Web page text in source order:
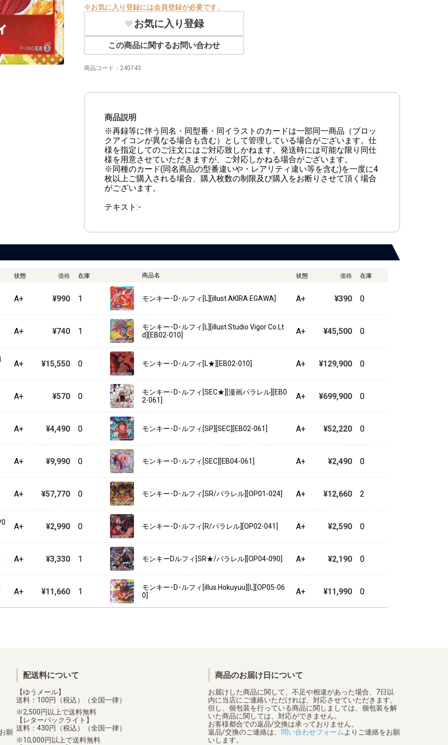
お気に入り登録には会員登録が必要です。
お気に入り登録
この商品に関するお問い合わせ
商品コード： 240743
商品説明
※再録等に伴う同名・同型番・同イラストのカードは一部同一商品（ブロッ
クアイコンが異なる場合も含む）として管理している場合がございます。仕
様を指定してのご注文にはご対応致しかねます。発送時には可能な限り同仕
様を用意させていただきますが、ご対応しかねる場合がございます。
※同種のカード(同名商品の型番違いや・レアリティ違い等を含む)を一度に4
枚以上ご購入される場合、購入枚数の制限及び購入をお断りさせて頂く場合
がございます。
テキスト:-
状態 価格 在庫
A+ ¥990 1
A+ ¥740 1
A+ ¥15,550 0
A+ ¥570 0
A+ ¥4,490 0
A+ ¥9,990 0
A+ ¥57,770 0
A+ ¥2,990 0
A+ ¥3,330 1
A+ ¥11,660 1
商品名 状態 価格 在庫
モンキー･D･ルフィ[L][illust.AKIRA EGAWA] A+ ¥390 0
モンキー･D･ルフィ[L][illust.Studio Vigor Co.Lt
d][EB02-010]
A+ ¥45,500 0
モンキー･D･ルフィ[L★][EB02-010] A+ ¥129,900 0
モンキー･D･ルフィ[SEC★][漫画パラレル][EB0
2-061]
A+ ¥699,900 0
モンキー･D･ルフィ[SP][SEC][EB02-061] A+ ¥52,220 0
モンキー･D･ルフィ[SEC][EB04-061] A+ ¥2,490 0
モンキー･D･ルフィ[SR/パラレル][OP01-024] A+ ¥12,660 2
モンキー･D･ルフィ[R/パラレル][OP02-041] A+ ¥2,590 0
モンキーDルフィ[SR★/パラレル][OP04-090] A+ ¥2,190 0
モンキー･D･ルフィ[illus.Hokuyuu][L][OP05-06
0]
A+ ¥11,990 0
願
配送料について
【ゆうメール】
送料：100円（税込）（全国一律）
2,500円以上で送料無料
【レターパックライト】
送料：430円（税込）（全国一律）
10,000円以上で送料無料
商品のお届け日について
お届けした商品に関して、不足や相違があった場合、7日以
内に当店にご連絡いただければ、対応させていただきます。
但し、個包装を行っている商品に関しましては、個包装を解
いた商品に関しては、対応ができません。
お客様都合での返品/交換は承っておりません。
返品/交換のご連絡は、
問い合わせフォーム よりご連絡をお願
いします。